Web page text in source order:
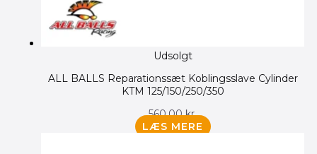
Udsolgt
ALL BALLS Reparationssæt Koblingsslave Cylinder
KTM 125/150/250/350
560.00kr.
LÆS MERE